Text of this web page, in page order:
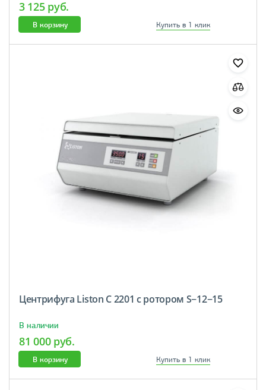
3 125 руб.
В корзину Купить в 1 клик
Центрифуга Liston C 2201 с ротором S−12−15
В наличии
81 000 руб.
В корзину Купить в 1 клик